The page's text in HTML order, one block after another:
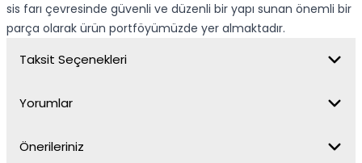
sis farı çevresinde güvenli ve düzenli bir yapı sunan önemli bir
parça olarak ürün portföyümüzde yer almaktadır.
Taksit Seçenekleri
Yorumlar
Önerileriniz